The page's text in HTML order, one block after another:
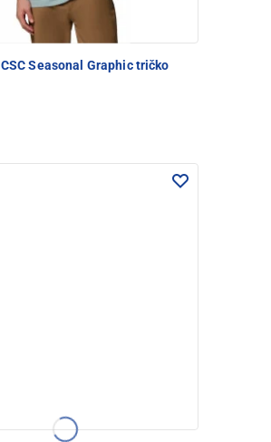
CSC Seasonal Graphic tričko